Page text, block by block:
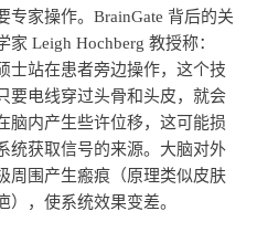
专家操作。BrainGate 背后的关
Leigh Hochberg 教授称：
士站在患者旁边操作，这个技
要电线穿过头骨和头皮，就会
脑内产生些许位移，这可能损
统获取信号的来源。大脑对外
周围产生瘢痕（原理类似皮肤
，使系统效果变差。